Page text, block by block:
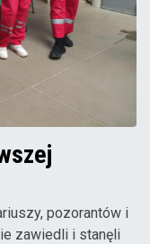
pozorantów i
zawiedli i stanęli